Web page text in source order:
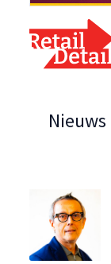
Nieuws